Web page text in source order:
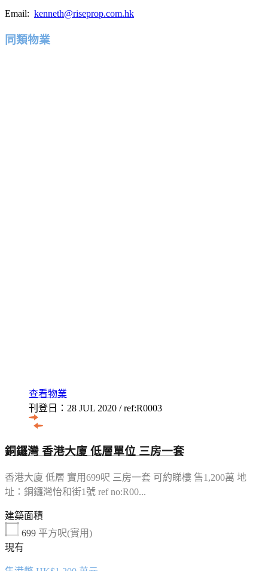
Email: kenneth@riseprop.com.hk
同類物業
查看物業
刊登日：28 JUL 2020 / ref:R0003
銅鑼灣 香港大廈 低層單位 三房一套
香港大廈 低層 實用699呎 三房一套 可約睇樓 售1,200萬 地
址：銅鑼灣怡和街1號 ref no:R00...
建築面積
699 平方呎(實用)
現有